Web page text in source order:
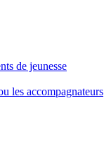
de jeunesse
les accompagnateurs